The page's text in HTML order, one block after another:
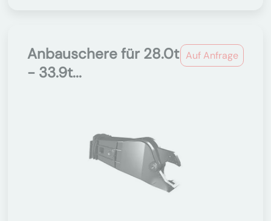
Auf Anfrage
Anbauschere für 28.0t
- 33.9t...